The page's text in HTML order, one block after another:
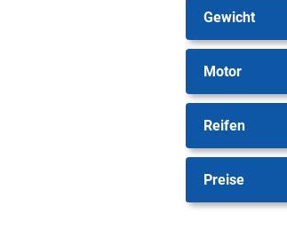
Gewicht
Motor
Reifen
Preise